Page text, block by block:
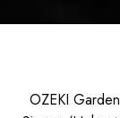
OZEKI